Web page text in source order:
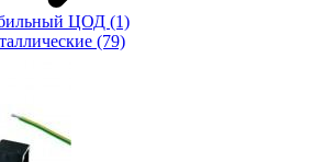
ЦОД (1)
(79)